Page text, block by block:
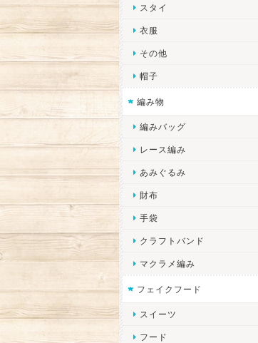
スタイ
衣服
その他
帽子
編み物
編みバッグ
レース編み
あみぐるみ
財布
手袋
クラフトバンド
マクラメ編み
フェイクフード
スイーツ
フード